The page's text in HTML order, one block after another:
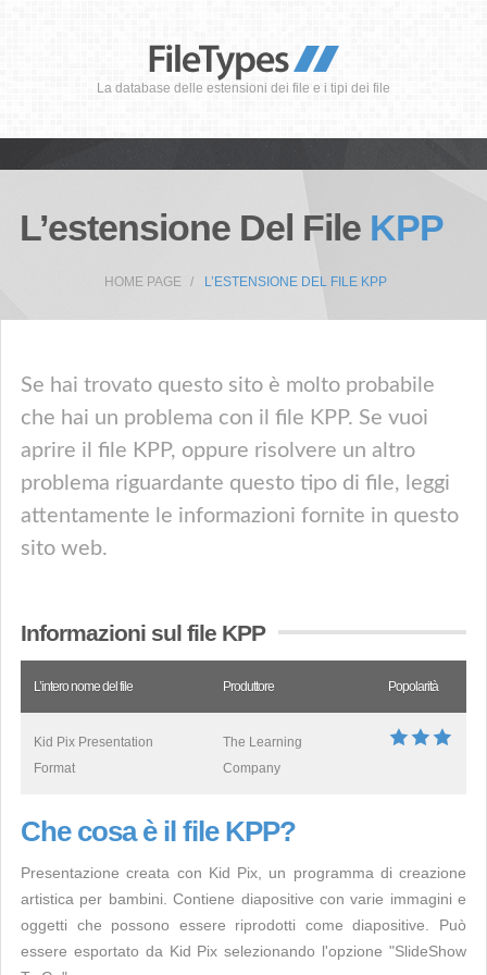
La database delle estensioni dei file e i tipi dei file
L’estensione Del File KPP
HOME PAGE L’ESTENSIONE DEL FILE KPP
Se hai trovato questo sito è molto probabile
che hai un problema con il file KPP. Se vuoi
aprire il file KPP, oppure risolvere un altro
problema riguardante questo tipo di file, leggi
attentamente le informazioni fornite in questo
sito web.
Informazioni sul file KPP
L’intero nome del file Produttore Popolarità
Kid Pix Presentation
Format
The Learning
Company
Che cosa è il file KPP?
Presentazione creata con Kid Pix, un programma di creazione
artistica per bambini. Contiene diapositive con varie immagini e
oggetti che possono essere riprodotti come diapositive. Può
essere esportato da Kid Pix selezionando l'opzione "SlideShow